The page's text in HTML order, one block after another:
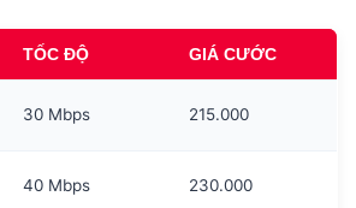
TỐC ĐỘ GIÁ CƯỚC
30 Mbps 215.000
40 Mbps 230.000